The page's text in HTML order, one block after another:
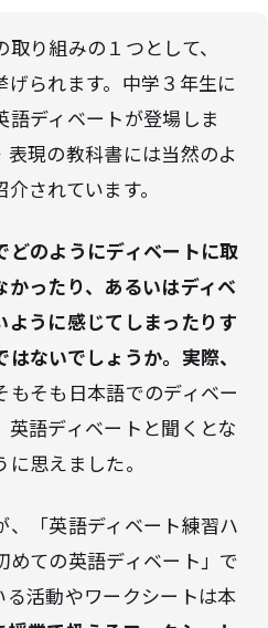
り組みの１つとして、
げられます。中学３年生に
ディベートが登場しま
現の教科書には当然のよ
されています。
どのようにディベートに取
かったり、あるいはディベ
うに感じてしまったりす
ないでしょうか。実際、
もそも日本語でのディベー
英語ディベートと聞くとな
思えました。
、「英語ディベート練習ハ
めての英語ディベート」で
活動やワークシートは本